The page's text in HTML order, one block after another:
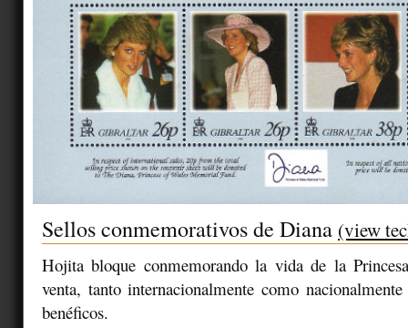
Sellos conmemorativos de Diana (view
Hojita bloque conmemorando la vida de la
venta, tanto internacionalmente como
benéficos.